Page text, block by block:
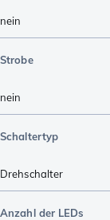
nein
Strobe
nein
Schaltertyp
Drehschalter
Anzahl der LEDs